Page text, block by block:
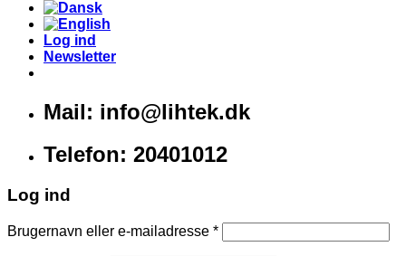
Log ind
Newsletter
Mail: info@lihtek.dk
Telefon: 20401012
Log ind
Brugernavn eller e-mailadresse *